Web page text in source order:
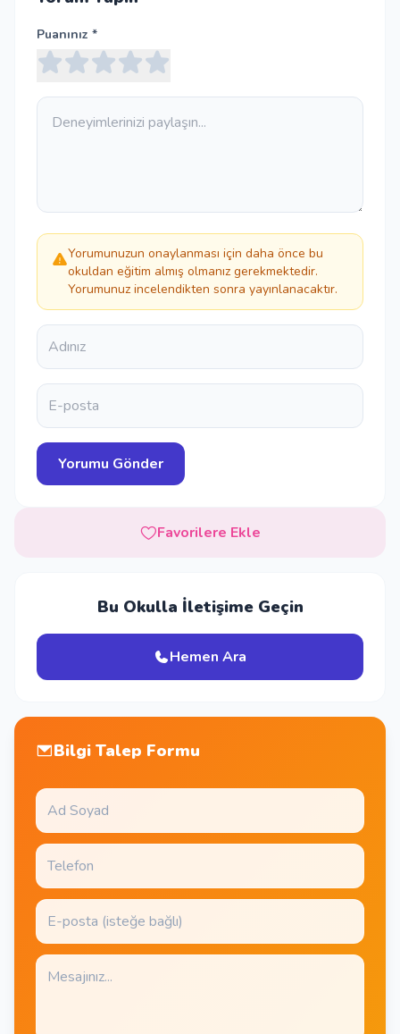
Puanınız *
Yorumunuzun onaylanması için daha önce bu
okuldan eğitim almış olmanız gerekmektedir.
Yorumunuz incelendikten sonra yayınlanacaktır.
Favorilere Ekle
Bu Okulla İletişime Geçin
Hemen Ara
Bilgi Talep Formu